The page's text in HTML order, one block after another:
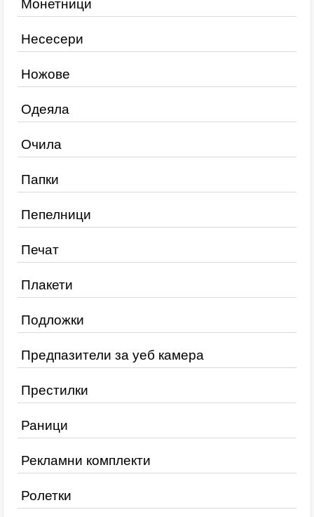
Монетници
Несесери
Ножове
Одеяла
Очила
Папки
Пепелници
Печат
Плакети
Подложки
Предпазители за уеб камера
Престилки
Раници
Рекламни комплекти
Ролетки